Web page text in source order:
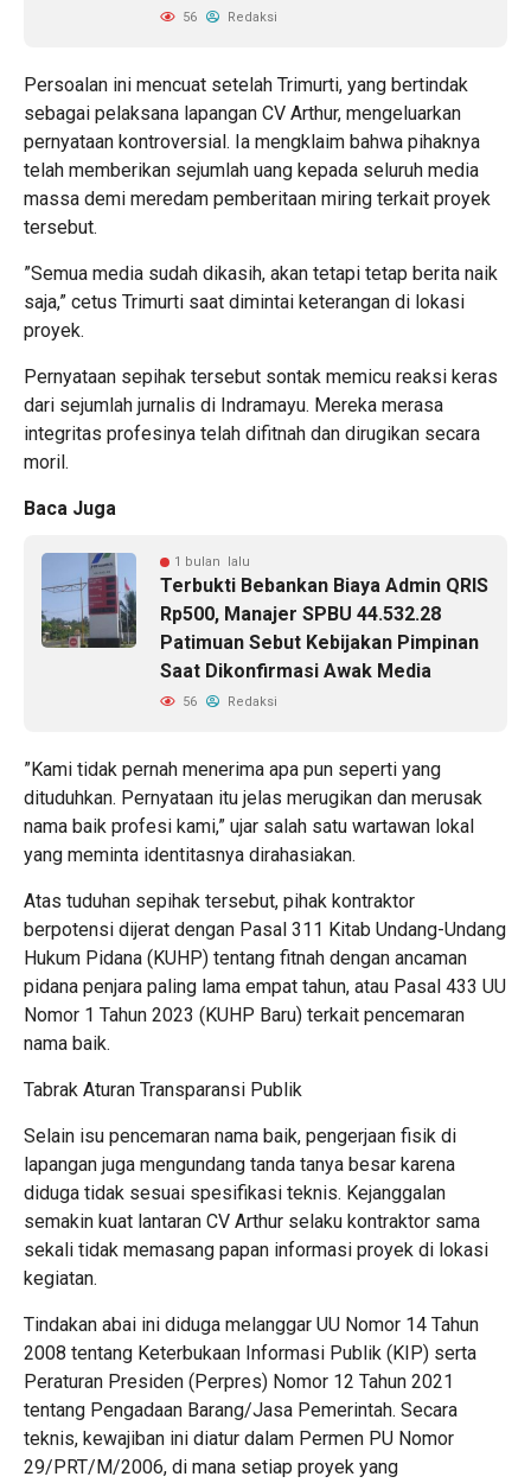
56 Redaksi
​Persoalan ini mencuat setelah Trimurti, yang bertindak
sebagai pelaksana lapangan CV Arthur, mengeluarkan
pernyataan kontroversial. Ia mengklaim bahwa pihaknya
telah memberikan sejumlah uang kepada seluruh media
massa demi meredam pemberitaan miring terkait proyek
tersebut.
​”Semua media sudah dikasih, akan tetapi tetap berita naik
saja,” cetus Trimurti saat dimintai keterangan di lokasi
proyek.
​Pernyataan sepihak tersebut sontak memicu reaksi keras
dari sejumlah jurnalis di Indramayu. Mereka merasa
integritas profesinya telah difitnah dan dirugikan secara
moril.
Baca Juga
1 bulan lalu
Terbukti Bebankan Biaya Admin QRIS
Rp500, Manajer SPBU 44.532.28
Patimuan Sebut Kebijakan Pimpinan
Saat Dikonfirmasi Awak Media
56 Redaksi
​”Kami tidak pernah menerima apa pun seperti yang
dituduhkan. Pernyataan itu jelas merugikan dan merusak
nama baik profesi kami,” ujar salah satu wartawan lokal
yang meminta identitasnya dirahasiakan.
​Atas tuduhan sepihak tersebut, pihak kontraktor
berpotensi dijerat dengan Pasal 311 Kitab Undang-Undang
Hukum Pidana (KUHP) tentang fitnah dengan ancaman
pidana penjara paling lama empat tahun, atau Pasal 433 UU
Nomor 1 Tahun 2023 (KUHP Baru) terkait pencemaran
nama baik.
​Tabrak Aturan Transparansi Publik
​Selain isu pencemaran nama baik, pengerjaan fisik di
lapangan juga mengundang tanda tanya besar karena
diduga tidak sesuai spesifikasi teknis. Kejanggalan
semakin kuat lantaran CV Arthur selaku kontraktor sama
sekali tidak memasang papan informasi proyek di lokasi
kegiatan.
​Tindakan abai ini diduga melanggar UU Nomor 14 Tahun
2008 tentang Keterbukaan Informasi Publik (KIP) serta
Peraturan Presiden (Perpres) Nomor 12 Tahun 2021
tentang Pengadaan Barang/Jasa Pemerintah. Secara
teknis, kewajiban ini diatur dalam Permen PU Nomor
29/PRT/M/2006, di mana setiap proyek yang